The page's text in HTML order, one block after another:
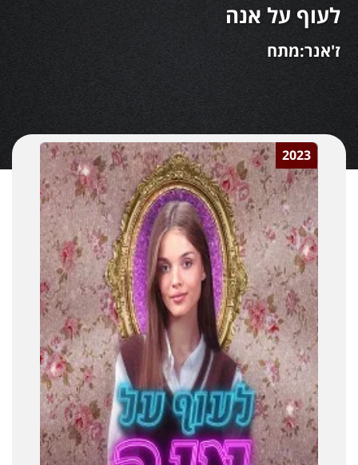
לעוף על אנה
ז'אנר:מתח
2023